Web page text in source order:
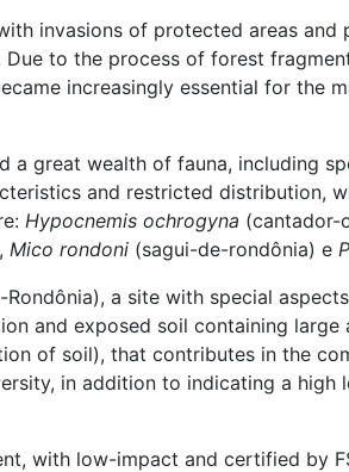
invasions of protected areas and
to the process of forest
increasingly essential for the
great wealth of fauna, including
and restricted distribution,
Hypocnemis ochrogyna (cantador-
Mico rondoni (sagui-de-rondônia) e
a site with special
and exposed soil containing
of soil), that contributes in the
in addition to indicating a high
with low-impact and certified by